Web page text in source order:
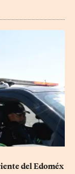
del Edoméx